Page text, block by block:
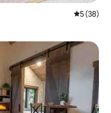
5 de uma
5 (38)